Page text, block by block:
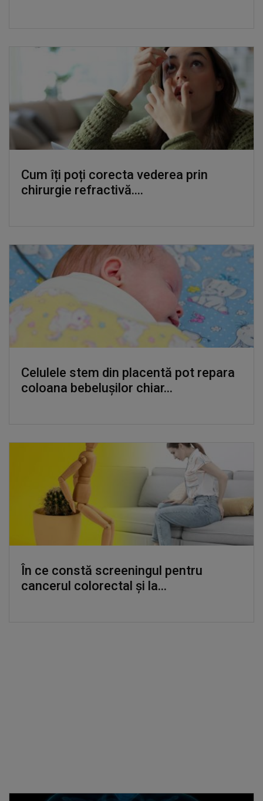
Cum îți poți corecta vederea prin
chirurgie refractivă....
Celulele stem din placentă pot repara
coloana bebelușilor chiar...
În ce constă screeningul pentru
cancerul colorectal și la...